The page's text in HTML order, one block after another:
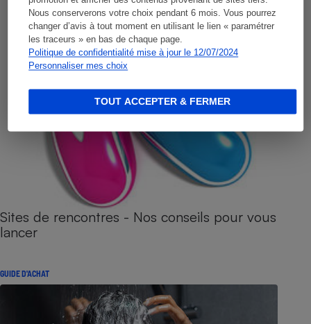
Nous conserverons votre choix pendant 6 mois. Vous pourrez
changer d’avis à tout moment en utilisant le lien « paramétrer
les traceurs » en bas de chaque page.
Politique de confidentialité mise à jour le 12/07/2024
Personnaliser mes choix
TOUT ACCEPTER & FERMER
Sites de rencontres - Nos conseils pour vous
lancer
GUIDE D'ACHAT